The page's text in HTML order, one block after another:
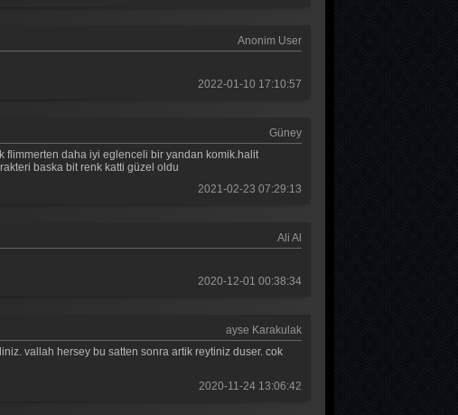
Anonim User
2022-01-10 17:10:57
Güney
flimmerten daha iyi eglenceli bir yandan komik.halit
baska bit renk katti güzel oldu
2021-02-23 07:29:13
Ali Al
2020-12-01 00:38:34
ayse Karakulak
vallah hersey bu satten sonra artik reytiniz duser. cok
2020-11-24 13:06:42